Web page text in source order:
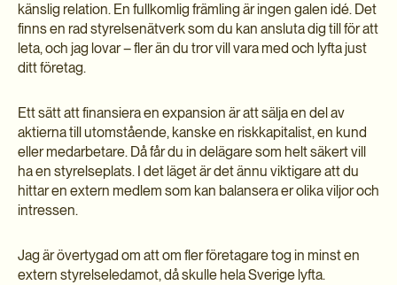
känslig relation. En fullkomlig främling är ingen galen idé. Det
finns en rad styrelsenätverk som du kan ansluta dig till för att
leta, och jag lovar – fler än du tror vill vara med och lyfta just
ditt företag.
Ett sätt att finansiera en expansion är att sälja en del av
aktierna till utomstående, kanske en riskkapitalist, en kund
eller medarbetare. Då får du in delägare som helt säkert vill
ha en styrelseplats. I det läget är det ännu viktigare att du
hittar en extern medlem som kan balansera er olika viljor och
intressen.
Jag är övertygad om att om fler företagare tog in minst en
extern styrelseledamot, då skulle hela Sverige lyfta.